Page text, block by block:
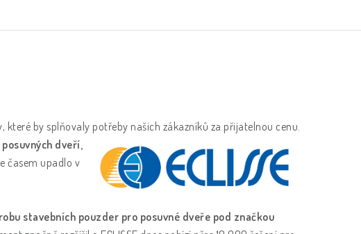
které by splňovaly potřeby našich zákazníků za přijatelnou cenu.
dveří,
časem upadlo v
stavebních pouzder pro posuvné dveře pod značkou